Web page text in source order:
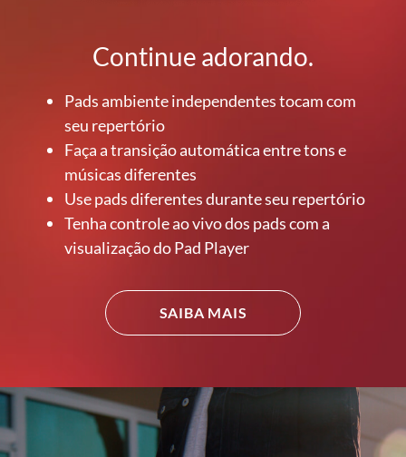
Continue adorando.
Pads ambiente independentes tocam com
seu repertório
Faça a transição automática entre tons e
músicas diferentes
Use pads diferentes durante seu repertório
Tenha controle ao vivo dos pads com a
visualização do Pad Player
SAIBA MAIS